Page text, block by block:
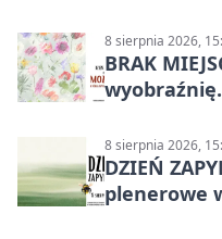
8 sierpnia 2026,
BRAK
8 sierpnia 2026,
DZIEŃ
plenerowe